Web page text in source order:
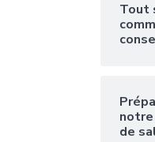
Tout
de